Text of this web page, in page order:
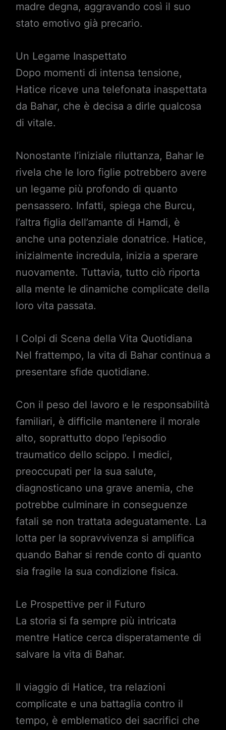
madre degna, aggravando così il suo
stato emotivo già precario.
Un Legame Inaspettato
Dopo momenti di intensa tensione,
Hatice riceve una telefonata inaspettata
da Bahar, che è decisa a dirle qualcosa
di vitale.
Nonostante l’iniziale riluttanza, Bahar le
rivela che le loro figlie potrebbero avere
un legame più profondo di quanto
pensassero. Infatti, spiega che Burcu,
l’altra figlia dell’amante di Hamdi, è
anche una potenziale donatrice. Hatice,
inizialmente incredula, inizia a sperare
nuovamente. Tuttavia, tutto ciò riporta
alla mente le dinamiche complicate della
loro vita passata.
I Colpi di Scena della Vita Quotidiana
Nel frattempo, la vita di Bahar continua a
presentare sfide quotidiane.
Con il peso del lavoro e le responsabilità
familiari, è difficile mantenere il morale
alto, soprattutto dopo l’episodio
traumatico dello scippo. I medici,
preoccupati per la sua salute,
diagnosticano una grave anemia, che
potrebbe culminare in conseguenze
fatali se non trattata adeguatamente. La
lotta per la sopravvivenza si amplifica
quando Bahar si rende conto di quanto
sia fragile la sua condizione fisica.
Le Prospettive per il Futuro
La storia si fa sempre più intricata
mentre Hatice cerca disperatamente di
salvare la vita di Bahar.
Il viaggio di Hatice, tra relazioni
complicate e una battaglia contro il
tempo, è emblematico dei sacrifici che